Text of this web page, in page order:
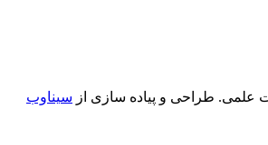
علمی. طراحی و پیاده سازی از سیناوب